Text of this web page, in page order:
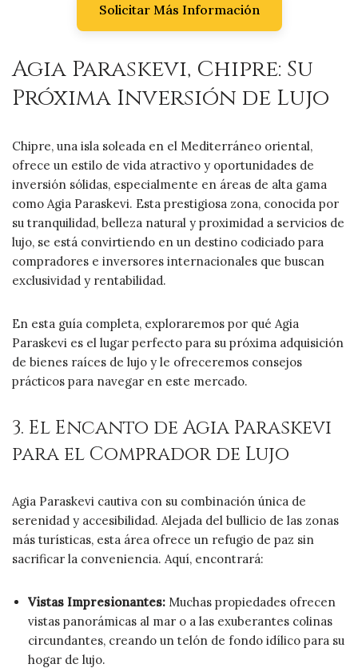
Solicitar Más Información
Agia Paraskevi, Chipre: Su
Próxima Inversión de Lujo
Chipre, una isla soleada en el Mediterráneo oriental,
ofrece un estilo de vida atractivo y oportunidades de
inversión sólidas, especialmente en áreas de alta gama
como Agia Paraskevi. Esta prestigiosa zona, conocida por
su tranquilidad, belleza natural y proximidad a servicios de
lujo, se está convirtiendo en un destino codiciado para
compradores e inversores internacionales que buscan
exclusividad y rentabilidad.
En esta guía completa, exploraremos por qué Agia
Paraskevi es el lugar perfecto para su próxima adquisición
de bienes raíces de lujo y le ofreceremos consejos
prácticos para navegar en este mercado.
3. El Encanto de Agia Paraskevi
para el Comprador de Lujo
Agia Paraskevi cautiva con su combinación única de
serenidad y accesibilidad. Alejada del bullicio de las zonas
más turísticas, esta área ofrece un refugio de paz sin
sacrificar la conveniencia. Aquí, encontrará:
Vistas Impresionantes: Muchas propiedades ofrecen
vistas panorámicas al mar o a las exuberantes colinas
circundantes, creando un telón de fondo idílico para su
hogar de lujo.